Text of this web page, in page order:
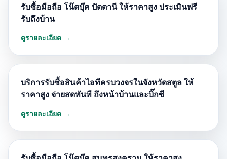
รับซื้อมือถือ โน๊ตบุ๊ค ปัตตานี ให้ราคาสูง ประเมินฟรี
รับถึงบ้าน
ดูรายละเอียด →
บริการรับซื้อสินค้าไอทีครบวงจรในจังหวัดสตูล ให้
ราคาสูง จ่ายสดทันที ถึงหน้าบ้านและบิ๊กซี
ดูรายละเอียด →